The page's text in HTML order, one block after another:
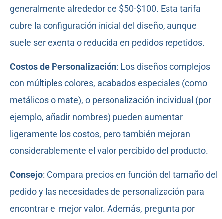
generalmente alrededor de $50-$100. Esta tarifa
cubre la configuración inicial del diseño, aunque
suele ser exenta o reducida en pedidos repetidos.
Costos de Personalización: Los diseños complejos
con múltiples colores, acabados especiales (como
metálicos o mate), o personalización individual (por
ejemplo, añadir nombres) pueden aumentar
ligeramente los costos, pero también mejoran
considerablemente el valor percibido del producto.
Consejo: Compara precios en función del tamaño del
pedido y las necesidades de personalización para
encontrar el mejor valor. Además, pregunta por